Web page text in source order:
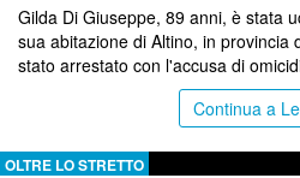
Gilda Di Giuseppe, 89 anni, è stata
sua abitazione di Altino, in provincia
stato arrestato con l'accusa di
Continua a
OLTRE LO STRETTO